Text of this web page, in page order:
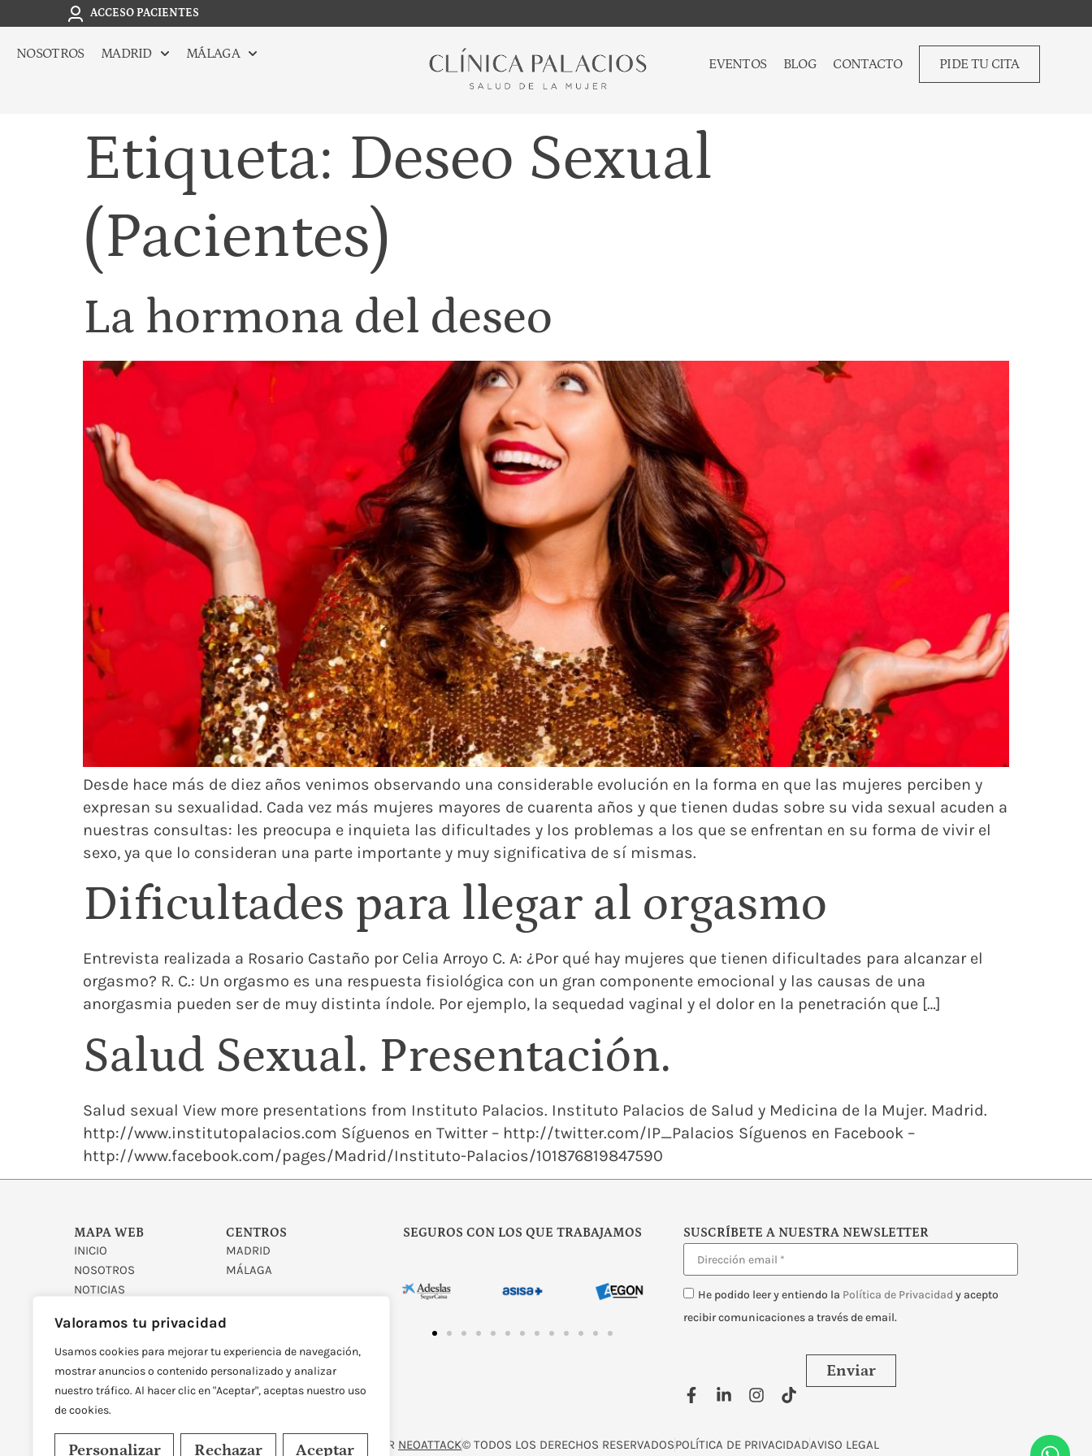
Valoramos tu privacidad
Usamos cookies para mejorar tu experiencia de navegación,
mostrar anuncios o contenido personalizado y analizar
nuestro tráfico. Al hacer clic en "Aceptar", aceptas nuestro uso
de cookies.
Personalizar Rechazar Aceptar
ACCESO PACIENTES
NOSOTROS MADRID MÁLAGA
EVENTOS BLOG CONTACTO PIDE TU CITA
Etiqueta: Deseo Sexual
(Pacientes)
La hormona del deseo
Desde hace más de diez años venimos observando una considerable evolución en la forma en que las mujeres perciben y
expresan su sexualidad. Cada vez más mujeres mayores de cuarenta años y que tienen dudas sobre su vida sexual acuden a
nuestras consultas: les preocupa e inquieta las dificultades y los problemas a los que se enfrentan en su forma de vivir el
sexo, ya que lo consideran una parte importante y muy significativa de sí mismas.
Dificultades para llegar al orgasmo
Entrevista realizada a Rosario Castaño por Celia Arroyo C. A: ¿Por qué hay mujeres que tienen dificultades para alcanzar el
orgasmo? R. C.: Un orgasmo es una respuesta fisiológica con un gran componente emocional y las causas de una
anorgasmia pueden ser de muy distinta índole. Por ejemplo, la sequedad vaginal y el dolor en la penetración que […]
Salud Sexual. Presentación.
Salud sexual View more presentations from Instituto Palacios. Instituto Palacios de Salud y Medicina de la Mujer. Madrid.
http://www.institutopalacios.com Síguenos en Twitter – http://twitter.com/IP_Palacios Síguenos en Facebook –
http://www.facebook.com/pages/Madrid/Instituto-Palacios/101876819847590
MAPA WEB
INICIO
NOSOTROS
NOTICIAS
CENTROS
MADRID
MÁLAGA
SEGUROS CON LOS QUE TRABAJAMOS SUSCRÍBETE A NUESTRA NEWSLETTER
He podido leer y entiendo la Política de Privacidad y acepto
recibir comunicaciones a través de email.
Enviar
DISEÑADO Y DESARROLLADO POR NEOATTACK© TODOS LOS DERECHOS RESERVADOSPOLÍTICA DE PRIVACIDADAVISO LEGAL